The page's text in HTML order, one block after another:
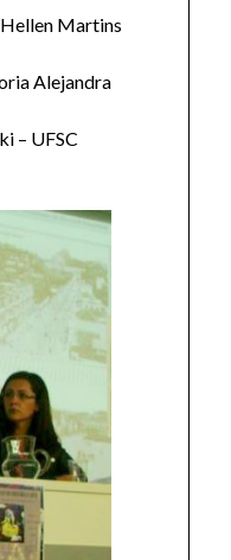
Martins
Alejandra
– UFSC